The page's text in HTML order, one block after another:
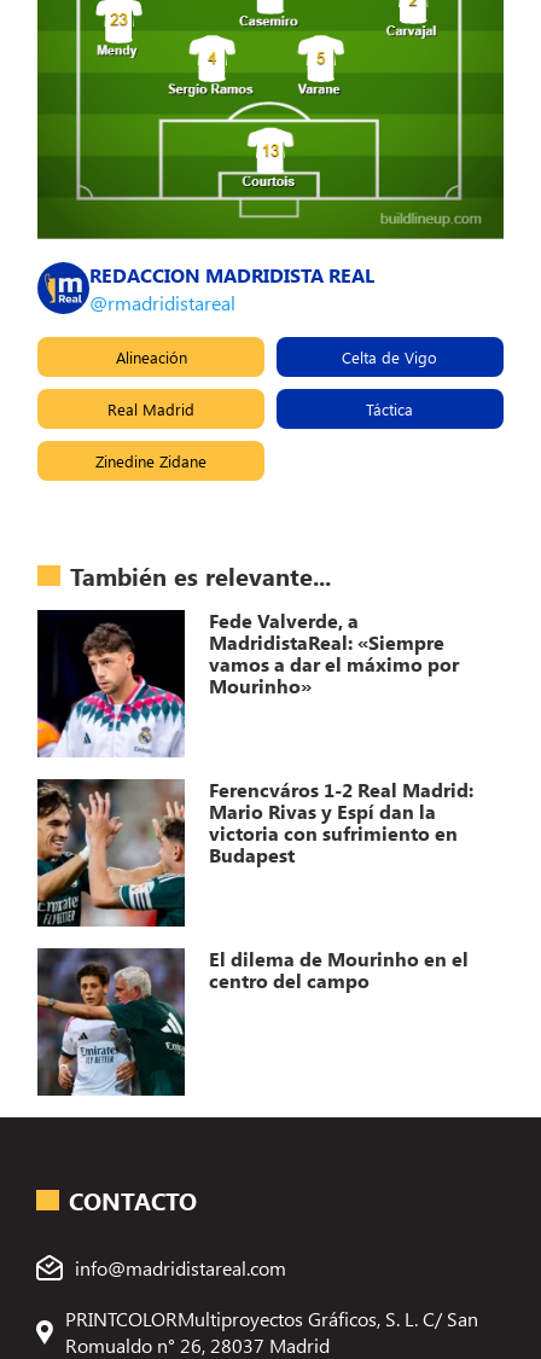
REDACCION MADRIDISTA REAL
@rmadridistareal
Alineación Celta de Vigo
Real Madrid Táctica
Zinedine Zidane
También es relevante...
Fede Valverde, a
MadridistaReal: «Siempre
vamos a dar el máximo por
Mourinho»
Ferencváros 1-2 Real Madrid:
Mario Rivas y Espí dan la
victoria con sufrimiento en
Budapest
El dilema de Mourinho en el
centro del campo
CONTACTO
info@madridistareal.com
PRINTCOLORMultiproyectos Gráficos, S. L. C/ San
Romualdo n° 26, 28037 Madrid